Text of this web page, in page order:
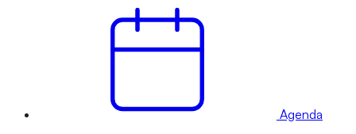
Agenda